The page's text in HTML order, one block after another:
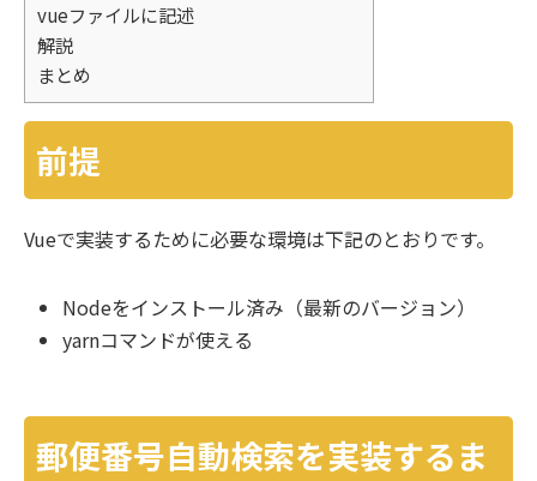
vueファイルに記述
解説
まとめ
前提
Vueで実装するために必要な環境は下記のとおりです。
Nodeをインストール済み（最新のバージョン）
yarnコマンドが使える
郵便番号自動検索を実装するま